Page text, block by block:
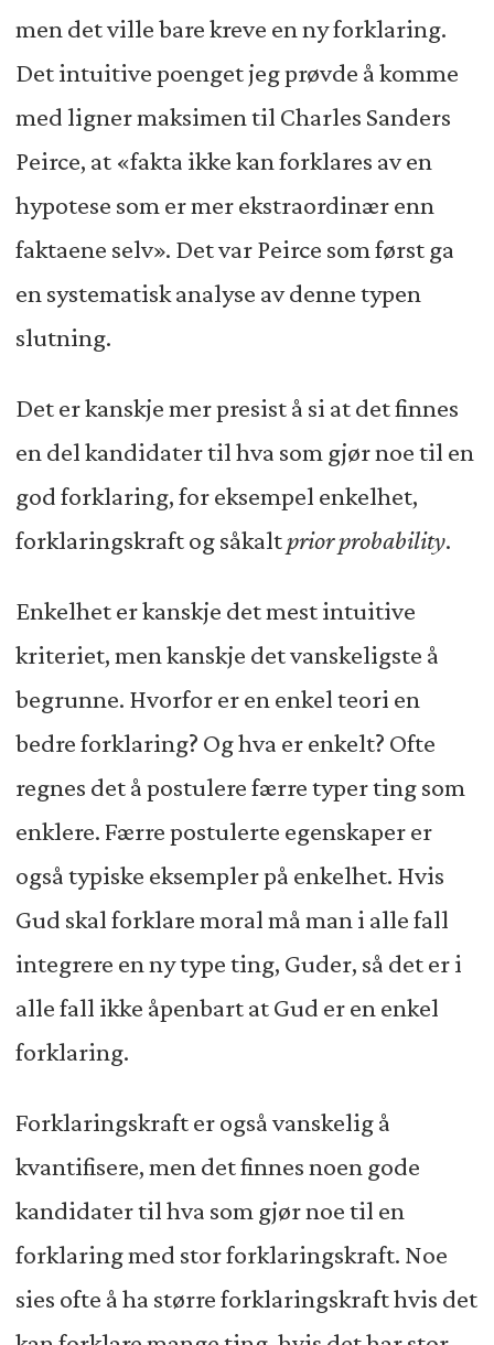
men det ville bare kreve en ny forklaring.
Det intuitive poenget jeg prøvde å komme
med ligner maksimen til Charles Sanders
Peirce, at «fakta ikke kan forklares av en
hypotese som er mer ekstraordinær enn
faktaene selv». Det var Peirce som først ga
en systematisk analyse av denne typen
slutning.
Det er kanskje mer presist å si at det finnes
en del kandidater til hva som gjør noe til en
god forklaring, for eksempel enkelhet,
forklaringskraft og såkaltprior probability.
Enkelhet er kanskje det mest intuitive
kriteriet, men kanskje det vanskeligste å
begrunne. Hvorfor er en enkel teori en
bedre forklaring? Og hva er enkelt? Ofte
regnes det å postulere færre typer ting som
enklere. Færre postulerte egenskaper er
også typiske eksempler på enkelhet. Hvis
Gud skal forklare moral må man i alle fall
integrere en ny type ting, Guder, så det er i
alle fall ikke åpenbart at Gud er en enkel
forklaring.
Forklaringskraft er også vanskelig å
kvantifisere, men det finnes noen gode
kandidater til hva som gjør noe til en
forklaring med stor forklaringskraft. Noe
sies ofte å ha større forklaringskraft hvis det